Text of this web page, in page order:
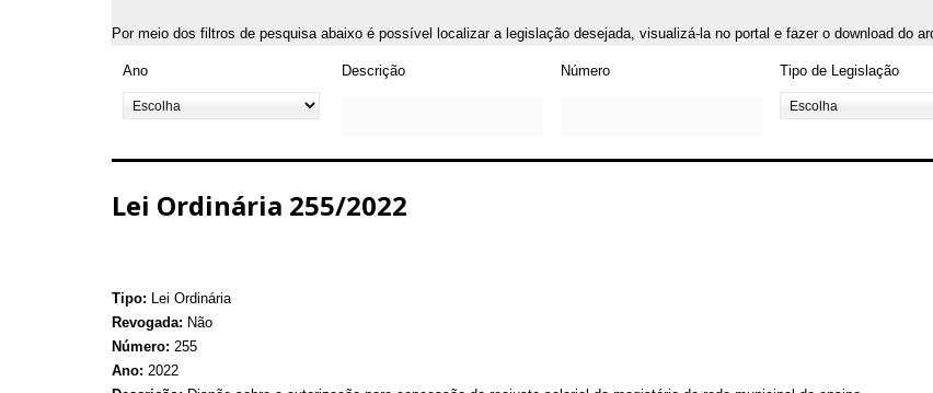
Por meio dos filtros de pesquisa abaixo é possível localizar a legislação desejada, visualizá-la no portal e fazer o download do
Ano Descrição Número Tipo de Legislação
Lei Ordinária 255/2022
Tipo: Lei Ordinária
Revogada: Não
Número: 255
Ano: 2022